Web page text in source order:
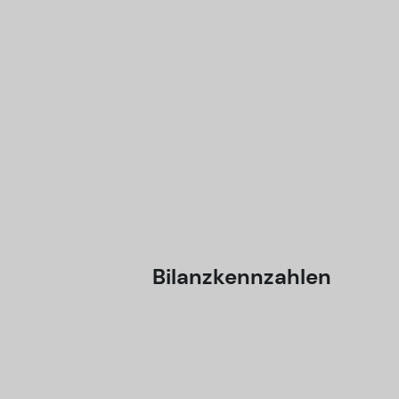
Bilanzkennzahlen